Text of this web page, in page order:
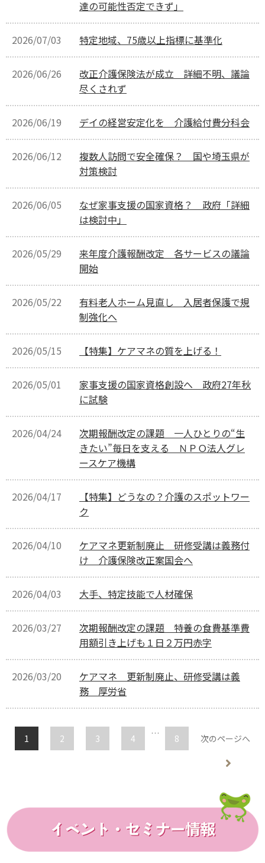
達の可能性否定できず」
2026/07/03 特定地域、75歳以上指標に基準化
2026/06/26
改正介護保険法が成立 詳細不明、議論
尽くされず
2026/06/19 デイの経営安定化を 介護給付費分科会
2026/06/12
複数人訪問で安全確保？ 国や埼玉県が
対策検討
2026/06/05
なぜ家事支援の国家資格？ 政府「詳細
は検討中」
2026/05/29
来年度介護報酬改定 各サービスの議論
開始
2026/05/22
有料老人ホーム見直し 入居者保護で規
制強化へ
2026/05/15 【特集】ケアマネの質を上げる！
2026/05/01
家事支援の国家資格創設へ 政府27年秋
に試験
2026/04/24
次期報酬改定の課題 一人ひとりの“生
きたい”毎日を支える ＮＰＯ法人グレ
ースケア機構
2026/04/17
【特集】どうなの？介護のスポットワー
ク
2026/04/10
ケアマネ更新制廃止 研修受講は義務付
け 介護保険改正案国会へ
2026/04/03 大手、特定技能で人材確保
2026/03/27
次期報酬改定の課題 特養の食費基準費
用額引き上げも１日２万円赤字
2026/03/20
ケアマネ 更新制廃止、研修受講は義
務 厚労省
1 2 3 4 … 8 次のページへ